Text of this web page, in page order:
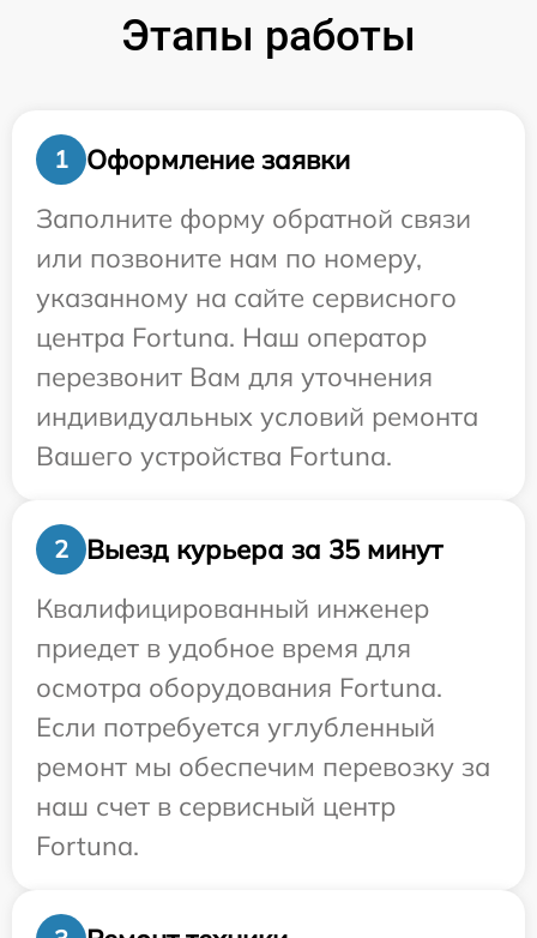
Этапы работы
1
Оформление заявки
Заполните форму обратной связи
или позвоните нам по номеру,
указанному на сайте сервисного
центра Fortuna. Наш оператор
перезвонит Вам для уточнения
индивидуальных условий ремонта
Вашего устройства Fortuna.
2
Выезд курьера за 35 минут
Квалифицированный инженер
приедет в удобное время для
осмотра оборудования Fortuna.
Если потребуется углубленный
ремонт мы обеспечим перевозку за
наш счет в сервисный центр
Fortuna.